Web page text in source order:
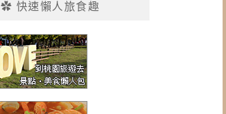
✿ 快速懶人旅食趣